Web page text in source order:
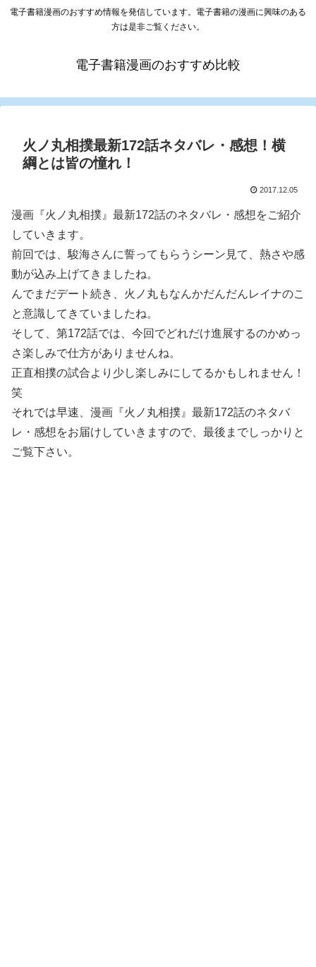
電子書籍漫画のおすすめ情報を発信しています。電子書籍の漫画に興味のある
方は是非ご覧ください。
電子書籍漫画のおすすめ比較
火ノ丸相撲最新172話ネタバレ・感想！横
綱とは皆の憧れ！
2017.12.05
漫画『火ノ丸相撲』最新172話のネタバレ・感想をご紹介
していきます。
前回では、駿海さんに誓ってもらうシーン見て、熱さや感
動が込み上げてきましたね。
んでまだデート続き、火ノ丸もなんかだんだんレイナのこ
と意識してきていましたね。
そして、第172話では、今回でどれだけ進展するのかめっ
さ楽しみで仕方がありませんね。
正直相撲の試合より少し楽しみにしてるかもしれません！
笑
それでは早速、漫画『火ノ丸相撲』最新172話のネタバ
レ・感想をお届けしていきますので、最後までしっかりと
ご覧下さい。